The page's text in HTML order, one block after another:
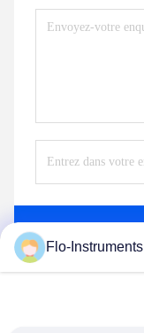
Flo-Instruments